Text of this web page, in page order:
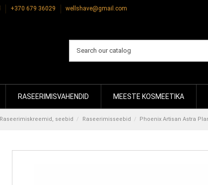
+370 679 36029 wellshave@gmail.com
RASEERIMISVAHENDID MEESTE KOSMEETIKA
Raseerimiskreemid, seebid Raseerimisseebid Phoenix Artisan Astra